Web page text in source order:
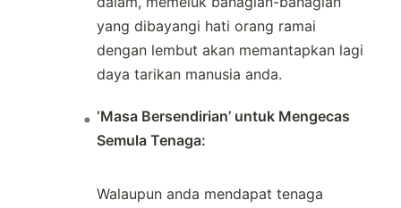
yang dibayangi hati orang ramai
dengan lembut akan memantapkan lagi
daya tarikan manusia anda.
‘Masa Bersendirian’ untuk Mengecas
Semula Tenaga:
Walaupun anda mendapat tenaga